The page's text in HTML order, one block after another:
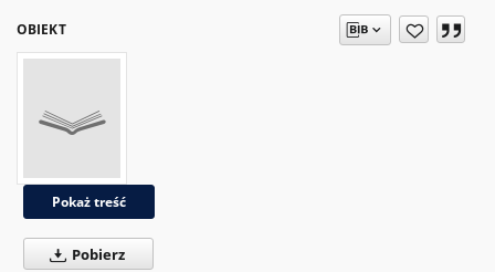
OBIEKT
Pokaż treść
Pobierz